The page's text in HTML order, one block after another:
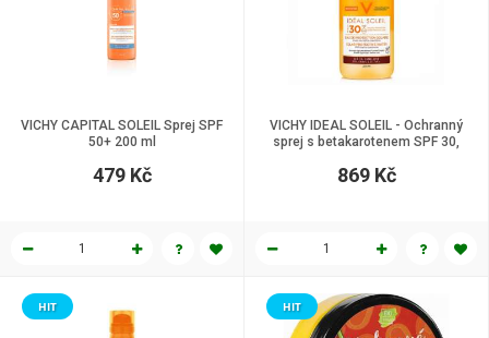
VICHY CAPITAL SOLEIL Sprej SPF
50+ 200 ml
479 Kč
VICHY IDEAL SOLEIL - Ochranný
sprej s betakarotenem SPF 30,
869 Kč
HIT HIT